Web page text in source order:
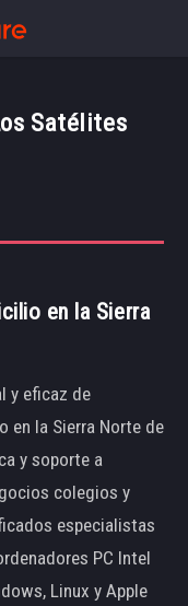
Satélites
en la Sierra
y eficaz de
en la Sierra Norte de
y soporte a
colegios y
especialistas
PC Intel
Linux y Apple